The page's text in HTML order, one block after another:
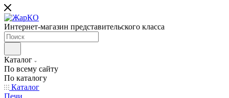
Интернет-магазин представительского класса
Каталог
По всему сайту
По каталогу
Каталог
Печи